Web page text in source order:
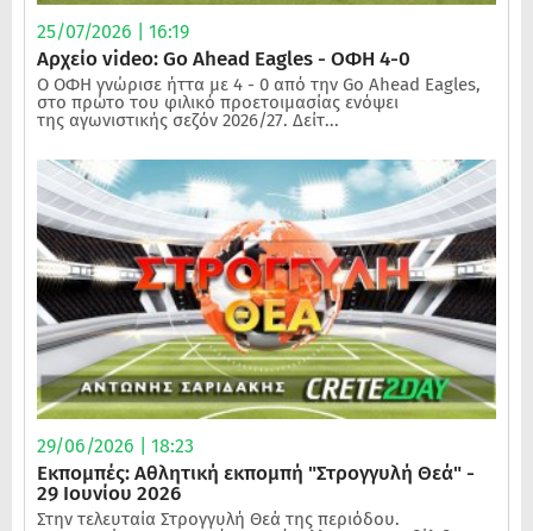
25/07/2026 | 16:19
Αρχείο video: Go Ahead Eagles - ΟΦΗ 4-0
Ο ΟΦΗ γνώρισε ήττα με 4 - 0 από την Go Ahead Eagles,
στο πρώτο του φιλικό προετοιμασίας ενόψει
της αγωνιστικής σεζόν 2026/27. Δείτ...
29/06/2026 | 18:23
Εκπομπές: Αθλητική εκπομπή "Στρογγυλή Θεά" -
29 Ιουνίου 2026
Στην τελευταία Στρογγυλή Θεά της περιόδου.